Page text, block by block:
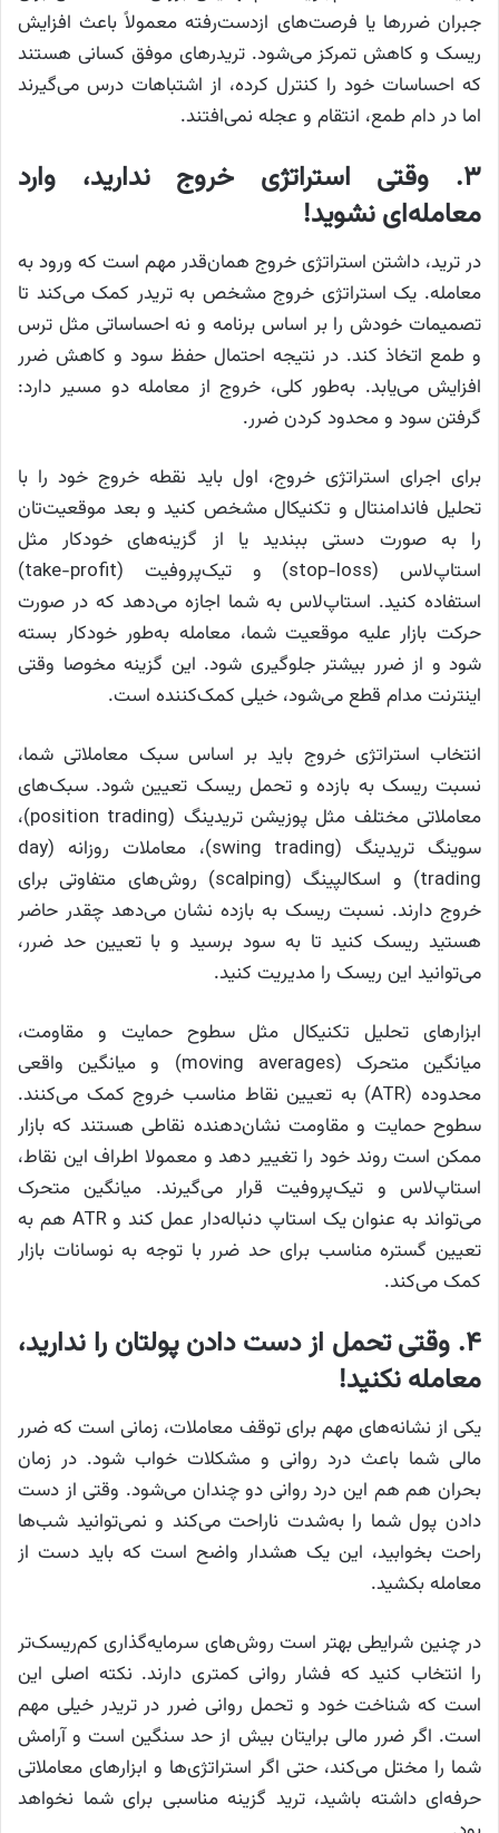
جبران ضررها یا فرصت‌های ازدست‌رفته معمولاً باعث افزایش
ریسک و کاهش تمرکز می‌شود. تریدرهای موفق کسانی هستند
که احساسات خود را کنترل کرده، از اشتباهات درس می‌گیرند
اما در دام طمع، انتقام و عجله نمی‌افتند.
۳. وقتی استراتژی خروج ندارید، وارد
معامله‌ای نشوید!
در ترید، داشتن استراتژی خروج همان‌قدر مهم است که ورود به
معامله. یک استراتژی خروج مشخص به تریدر کمک می‌کند تا
تصمیمات خودش را بر اساس برنامه و نه احساساتی مثل ترس
و طمع اتخاذ کند. در نتیجه احتمال حفظ سود و کاهش ضرر
افزایش می‌یابد. به‌طور کلی، خروج از معامله دو مسیر دارد:
گرفتن سود و محدود کردن ضرر.
برای اجرای استراتژی خروج، اول باید نقطه خروج خود را با
تحلیل فاندامنتال و تکنیکال مشخص کنید و بعد موقعیت‌تان
را به صورت دستی ببندید یا از گزینه‌های خودکار مثل
استاپ‌لاس (stop-loss) و تیک‌پروفیت (take-profit)
استفاده کنید. استاپ‌لاس به شما اجازه می‌دهد که در صورت
حرکت بازار علیه موقعیت شما، معامله به‌طور خودکار بسته
شود و از ضرر بیشتر جلوگیری شود. این گزینه مخوصا وقتی
اینترنت مدام قطع می‌شود، خیلی کمک‌کننده است.
انتخاب استراتژی خروج باید بر اساس سبک معاملاتی شما،
نسبت ریسک به بازده و تحمل ریسک تعیین شود. سبک‌های
معاملاتی مختلف مثل پوزیشن تریدینگ (position trading)،
سوینگ تریدینگ (swing trading)، معاملات روزانه (day
trading) و اسکالپینگ (scalping) روش‌های متفاوتی برای
خروج‌ دارند. نسبت ریسک به بازده نشان می‌دهد چقدر حاضر
هستید ریسک کنید تا به سود برسید و با تعیین حد ضرر،
می‌توانید این ریسک را مدیریت کنید.
ابزارهای تحلیل تکنیکال مثل سطوح حمایت و مقاومت،
میانگین متحرک (moving averages) و میانگین واقعی
محدوده (ATR) به تعیین نقاط مناسب خروج کمک می‌کنند.
سطوح حمایت و مقاومت نشان‌دهنده نقاطی هستند که بازار
ممکن است روند خود را تغییر دهد و معمولا اطراف این نقاط،
استاپ‌لاس و تیک‌پروفیت قرار می‌گیرند. میانگین متحرک
می‌تواند به عنوان یک استاپ دنباله‌دار عمل کند و ATR هم به
تعیین گستره مناسب برای حد ضرر با توجه به نوسانات بازار
کمک می‌کند.
۴. وقتی تحمل از دست دادن پولتان را ندارید،
معامله نکنید!
یکی از نشانه‌های مهم برای توقف معاملات، زمانی است که ضرر
مالی شما باعث درد روانی و مشکلات خواب شود. در زمان
بحران هم هم این درد روانی دو چندان می‌شود. وقتی از دست
دادن پول شما را به‌شدت ناراحت می‌کند و نمی‌توانید شب‌ها
راحت بخوابید، این یک هشدار واضح است که باید دست از
معامله بکشید.
در چنین شرایطی بهتر است روش‌های سرمایه‌گذاری کم‌ریسک‌تر
را انتخاب کنید که فشار روانی کمتری دارند. نکته اصلی این
است که شناخت خود و تحمل روانی ضرر در تریدر خیلی مهم
است. اگر ضرر مالی برایتان بیش از حد سنگین است و آرامش
شما را مختل می‌کند، حتی اگر استراتژی‌ها و ابزارهای معاملاتی
حرفه‌ای داشته باشید، ترید گزینه مناسبی برای شما نخواهد